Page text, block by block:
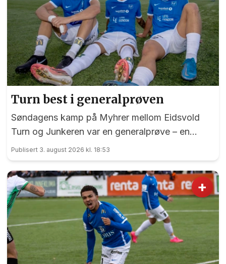
Turn best i generalprøven
Søndagens kamp på Myhrer mellom Eidsvold
Turn og Junkeren var en generalprøve – en
generalprøve før kommende helgs toppkamp på
Myhrer mellom Turn og Levanger.
Publisert 3. august 2026 kl. 18:53
+